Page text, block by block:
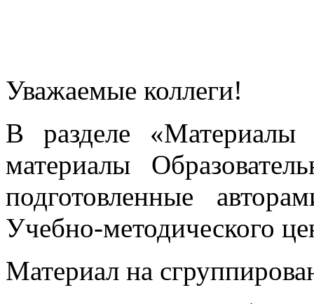
Уважаемые коллеги!
В разделе «Материалы
материалы
подготовленные
Учебно-методического
Материал на